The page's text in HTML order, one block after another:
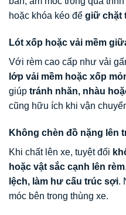
hoặc khóa kéo để giữ chặt
Lót xốp hoặc vải mềm
Với rèm cao cấp như vải
lớp vải mềm hoặc xốp
giúp tránh nhăn, nhàu
cũng hữu ích khi vận
Không chèn đồ nặng lên
Khi chất lên xe, tuyệt đối
hoặc vật sắc cạnh lên rèm
lệch, làm hư cấu trúc sợi.
móc bên trong thùng xe.